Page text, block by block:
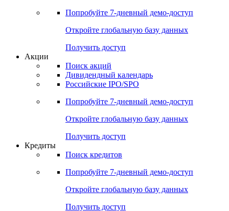
Попробуйте 7-дневный демо-доступ
Откройте глобальную базу данных
Получить доступ
Акции
Поиск акций
Дивидендный календарь
Российские IPO/SPO
Попробуйте 7-дневный демо-доступ
Откройте глобальную базу данных
Получить доступ
Кредиты
Поиск кредитов
Попробуйте 7-дневный демо-доступ
Откройте глобальную базу данных
Получить доступ